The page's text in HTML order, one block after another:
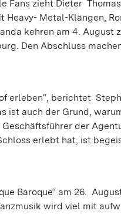
Fans zieht Dieter
Heavy- Metal-Klängen,
kehren am 4. August
Den Abschluss
erleben“, berichtet
ist auch der Grund,
der
erlebt hat, ist
Baroque“ am 26.
wird viel mit